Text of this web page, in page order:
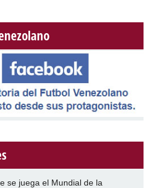
se juega el Mundial de la